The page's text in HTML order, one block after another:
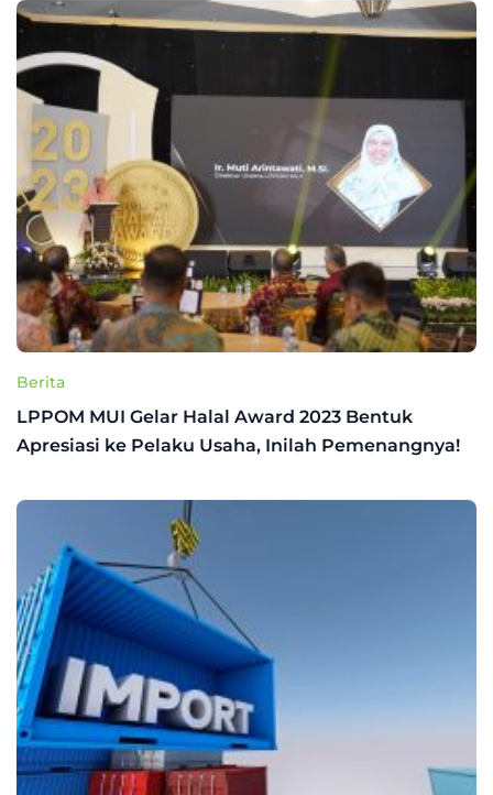
Berita
LPPOM MUI Gelar Halal Award 2023 Bentuk
Apresiasi ke Pelaku Usaha, Inilah Pemenangnya!